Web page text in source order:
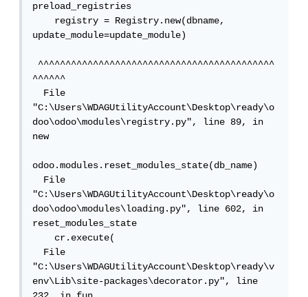
preload_registries
registry = Registry.new(dbname,
update_module=update_module)
^^^^^^^^^^^^^^^^^^^^^^^^^^^^^^^^^^^^^^^^^^^
^^^^^^
File
"C:\Users\WDAGUtilityAccount\Desktop\ready\o
doo\odoo\modules\registry.py", line 89, in
new
odoo.modules.reset_modules_state(db_name)
File
"C:\Users\WDAGUtilityAccount\Desktop\ready\o
doo\odoo\modules\loading.py", line 602, in
reset_modules_state
cr.execute(
File
"C:\Users\WDAGUtilityAccount\Desktop\ready\v
env\Lib\site-packages\decorator.py", line